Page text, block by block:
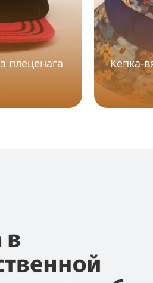
плеценага
Кепка-